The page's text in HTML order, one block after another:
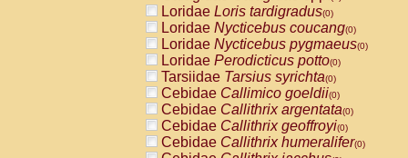
Loridae Loris tardigradus(0)
Loridae Nycticebus coucang(0)
Loridae Nycticebus pygmaeus(0)
Loridae Perodicticus potto(0)
Tarsiidae Tarsius syrichta(0)
Cebidae Callimico goeldii(0)
Cebidae Callithrix argentata(0)
Cebidae Callithrix geoffroyi(0)
Cebidae Callithrix humeralifer(0)